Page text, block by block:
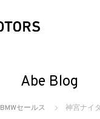
Abe Blog
BMWセールス 神宮ナイ